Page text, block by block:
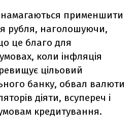
намагаються применшити
рубля, наголошуючи,
це благо для
коли інфляція
цільовий
банку, обвал валюти
діяти, всупереч і
кредитування.